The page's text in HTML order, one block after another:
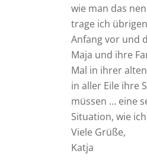
wie man das
trage ich
Anfang vor und
Maja und ihre
Mal in ihrer
in aller Eile ihre
müssen … eine
Situation, wie
Viele Grüße,
Katja